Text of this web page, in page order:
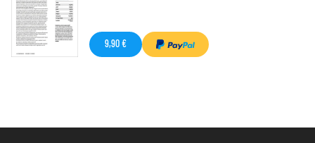
9,90 €